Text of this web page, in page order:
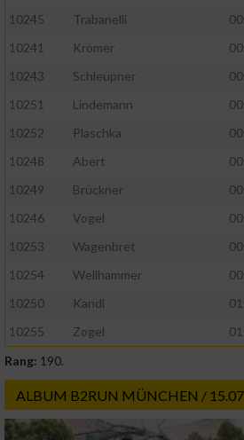
10245
Trabanelli
10241
Krömer
10243
Schleupner
10251
Lindemann
10252
Plaschka
10248
Abert
10249
Brückner
10246
Vogel
10253
Wagenbret
10254
Wellhammer
10250
Kandl
10255
Zogel
Rang: 190.
ALBUM B2RUN MÜNCHEN /